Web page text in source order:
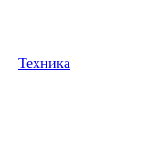
Техника